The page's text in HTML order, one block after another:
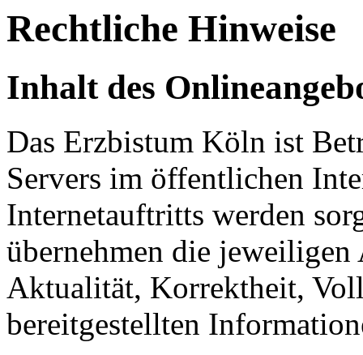
Rechtliche Hinweise
Inhalt des
Das Erzbistum Köln ist
Servers im öffentlichen
Internetauftritts werden
übernehmen die
Aktualität, Korrektheit,
bereitgestellten